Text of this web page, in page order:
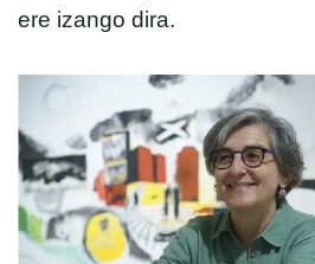
ere izango dira.